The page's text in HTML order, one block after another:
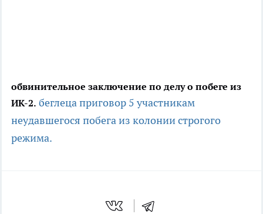
обвинительное заключение по делу о побеге из
ИК-2. беглецаприговор 5 участникам
неудавшегося побега из колонии строгого
режима.